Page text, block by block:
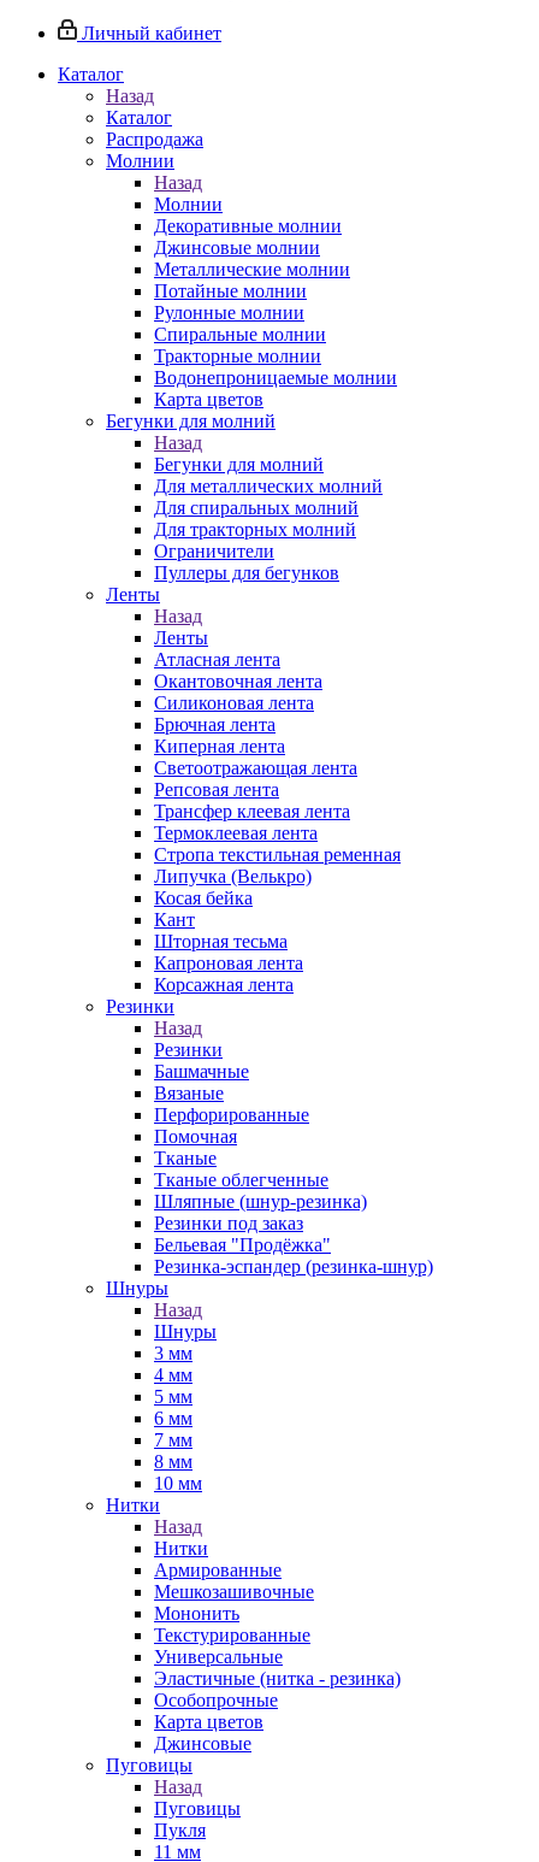
Личный кабинет
Каталог
Назад
Каталог
Распродажа
Молнии
Назад
Молнии
Декоративные молнии
Джинсовые молнии
Металлические молнии
Потайные молнии
Рулонные молнии
Спиральные молнии
Тракторные молнии
Водонепроницаемые молнии
Карта цветов
Бегунки для молний
Назад
Бегунки для молний
Для металлических молний
Для спиральных молний
Для тракторных молний
Ограничители
Пуллеры для бегунков
Ленты
Назад
Ленты
Атласная лента
Окантовочная лента
Силиконовая лента
Брючная лента
Киперная лента
Светоотражающая лента
Репсовая лента
Трансфер клеевая лента
Термоклеевая лента
Стропа текстильная ременная
Липучка (Велькро)
Косая бейка
Кант
Шторная тесьма
Капроновая лента
Корсажная лента
Резинки
Назад
Резинки
Башмачные
Вязаные
Перфорированные
Помочная
Тканые
Тканые облегченные
Шляпные (шнур-резинка)
Резинки под заказ
Бельевая "Продёжка"
Резинка-эспандер (резинка-шнур)
Шнуры
Назад
Шнуры
3 мм
4 мм
5 мм
6 мм
7 мм
8 мм
10 мм
Нитки
Назад
Нитки
Армированные
Мешкозашивочные
Мононить
Текстурированные
Универсальные
Эластичные (нитка - резинка)
Особопрочные
Карта цветов
Джинсовые
Пуговицы
Назад
Пуговицы
Пукля
11 мм